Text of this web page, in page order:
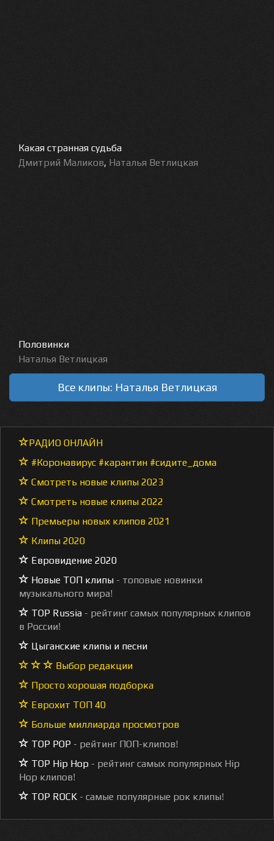
Какая странная судьба
Дмитрий Маликов, Наталья Ветлицкая
Половинки
Наталья Ветлицкая
Все клипы: Наталья Ветлицкая
РАДИО ОНЛАЙН
#Коронавирус #карантин #сидите_дома
Смотреть новые клипы 2023
Смотреть новые клипы 2022
Премьеры новых клипов 2021
Клипы 2020
Евровидение 2020
Новые ТОП клипы - топовые новинки
музыкального мира!
TOP Russia - рейтинг самых популярных клипов
в России!
Цыганские клипы и песни
Выбор редакции
Просто хорошая подборка
Еврохит ТОП 40
Больше миллиарда просмотров
TOP POP - рейтинг ПОП-клипов!
TOP Hip Hop - рейтинг самых популярных Hip
Hop клипов!
TOP ROCK - самые популярные рок клипы!